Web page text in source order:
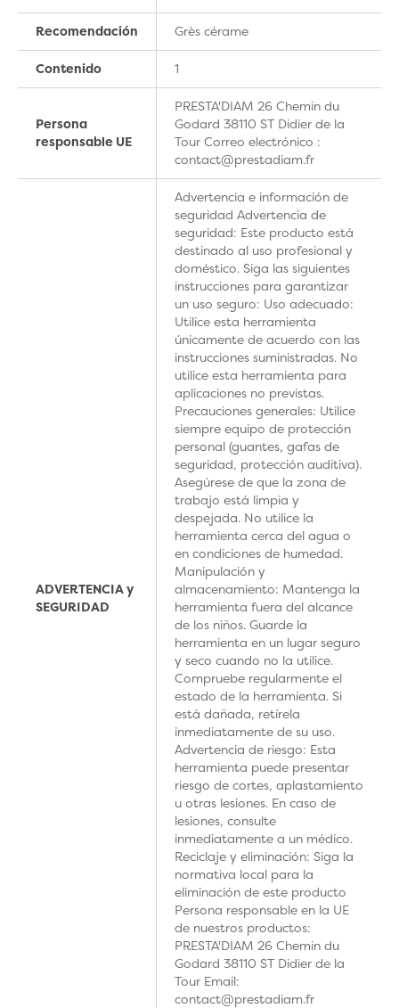
Recomendación Grès cérame
Contenido 1
Persona
responsable UE
PRESTA'DIAM 26 Chemin du
Godard 38110 ST Didier de la
Tour Correo electrónico :
contact@prestadiam.fr
ADVERTENCIA y
SEGURIDAD
Advertencia e información de
seguridad Advertencia de
seguridad: Este producto está
destinado al uso profesional y
doméstico. Siga las siguientes
instrucciones para garantizar
un uso seguro: Uso adecuado:
Utilice esta herramienta
únicamente de acuerdo con las
instrucciones suministradas. No
utilice esta herramienta para
aplicaciones no previstas.
Precauciones generales: Utilice
siempre equipo de protección
personal (guantes, gafas de
seguridad, protección auditiva).
Asegúrese de que la zona de
trabajo está limpia y
despejada. No utilice la
herramienta cerca del agua o
en condiciones de humedad.
Manipulación y
almacenamiento: Mantenga la
herramienta fuera del alcance
de los niños. Guarde la
herramienta en un lugar seguro
y seco cuando no la utilice.
Compruebe regularmente el
estado de la herramienta. Si
está dañada, retírela
inmediatamente de su uso.
Advertencia de riesgo: Esta
herramienta puede presentar
riesgo de cortes, aplastamiento
u otras lesiones. En caso de
lesiones, consulte
inmediatamente a un médico.
Reciclaje y eliminación: Siga la
normativa local para la
eliminación de este producto
Persona responsable en la UE
de nuestros productos:
PRESTA'DIAM 26 Chemin du
Godard 38110 ST Didier de la
Tour Email:
contact@prestadiam.fr